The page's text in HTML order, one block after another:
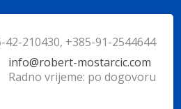
42-210430, +385-91-2544644
info@robert-mostarcic.com
Radno vrijeme: po dogovoru